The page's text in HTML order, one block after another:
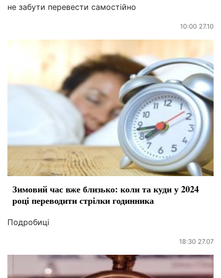
не забути перевести самостійно
10:00 27.10
Зимовий час вже близько: коли та куди у 2024
році переводити стрілки годинника
Подробиці
18:30 27.07